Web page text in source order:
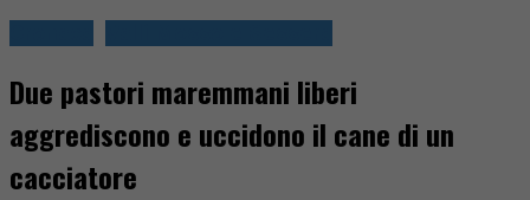
Due pastori maremmani liberi
aggrediscono e uccidono il cane di un
cacciatore